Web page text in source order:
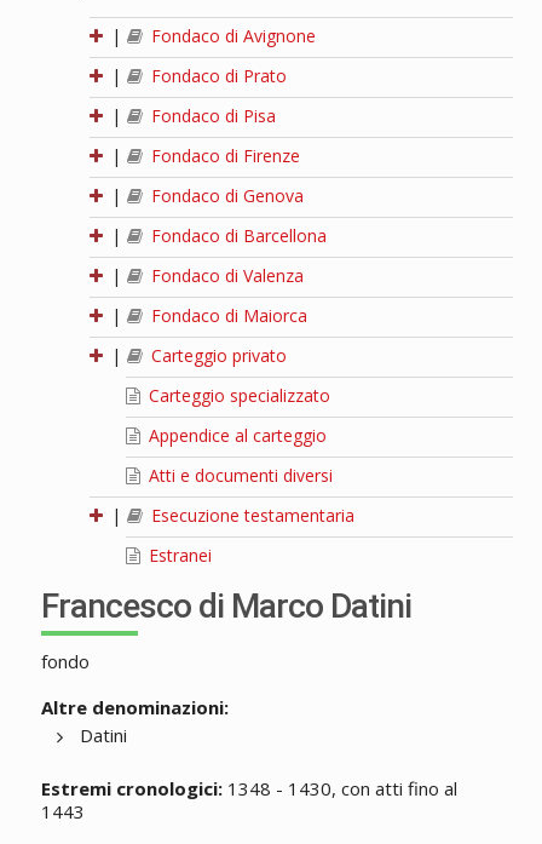
|
Fondaco di Avignone
|
Fondaco di Prato
|
Fondaco di Pisa
|
Fondaco di Firenze
|
Fondaco di Genova
|
Fondaco di Barcellona
|
Fondaco di Valenza
|
Fondaco di Maiorca
|
Carteggio privato
Carteggio specializzato
Appendice al carteggio
Atti e documenti diversi
|
Esecuzione testamentaria
Estranei
Francesco di Marco Datini
fondo
Altre denominazioni:
Datini
Estremi cronologici:1348 - 1430, con atti fino al
1443